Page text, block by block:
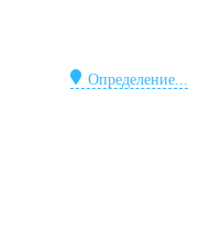
Определение...